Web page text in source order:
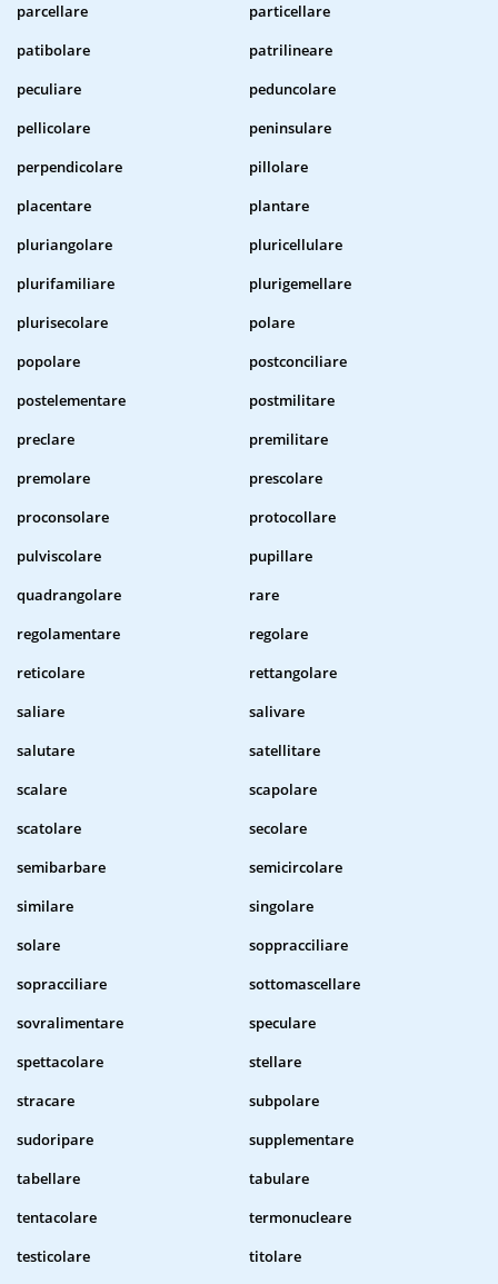
parcellare
particellare
patibolare
patrilineare
peculiare
peduncolare
pellicolare
peninsulare
perpendicolare
pillolare
placentare
plantare
pluriangolare
pluricellulare
plurifamiliare
plurigemellare
plurisecolare
polare
popolare
postconciliare
postelementare
postmilitare
preclare
premilitare
premolare
prescolare
proconsolare
protocollare
pulviscolare
pupillare
quadrangolare
rare
regolamentare
regolare
reticolare
rettangolare
saliare
salivare
salutare
satellitare
scalare
scapolare
scatolare
secolare
semibarbare
semicircolare
similare
singolare
solare
soppracciliare
sopracciliare
sottomascellare
sovralimentare
speculare
spettacolare
stellare
stracare
subpolare
sudoripare
supplementare
tabellare
tabulare
tentacolare
termonucleare
testicolare
titolare